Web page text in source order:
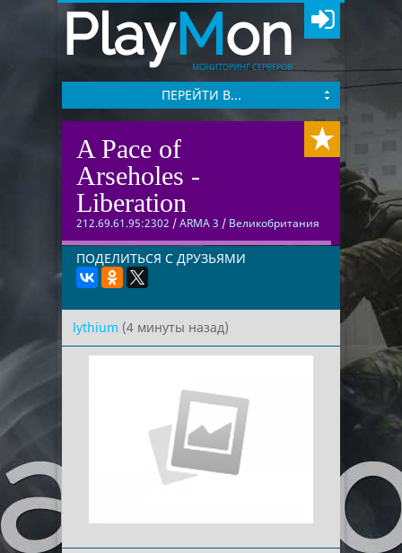
PlayMon
МОНИТОРИНГ СЕРВЕРОВ
ПЕРЕЙТИ В...
A Pace of
Arseholes -
Liberation
212.69.61.95:2302 /ARMA 3 / Великобритания
ПОДЕЛИТЬСЯ С ДРУЗЬЯМИ
lythium (4 минуты назад)